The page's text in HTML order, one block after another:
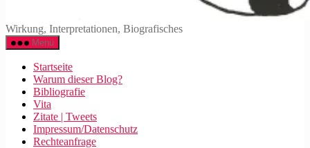
Walter
Mehring
Wirkung, Interpretationen, Biografisches
Menü
Startseite
Warum dieser Blog?
Bibliografie
Vita
Zitate | Tweets
Impressum/Datenschutz
Rechteanfrage